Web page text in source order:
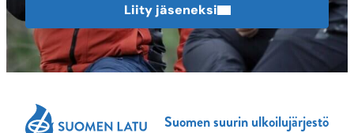
Liity jäseneksi
Suomen suurin ulkoilujärjestö